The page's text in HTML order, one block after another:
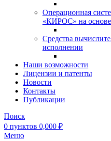
Операционная
«КИРОС» на основе
Средства
исполнении
Наши возможности
Лицензии и патенты
Новости
Контакты
Публикации
Поиск
0 пунктов 0,000 ₽
Меню